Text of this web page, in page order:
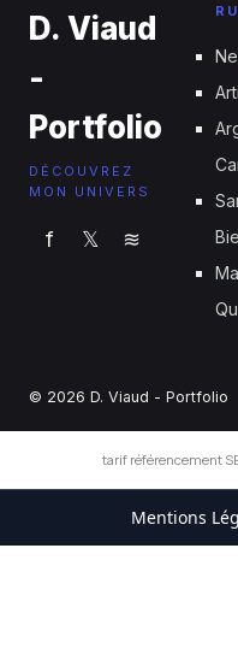
D. Viaud
-
Portfolio
DÉCOUVREZ
MON UNIVERS
f 𝕏 ≋
© 2026 D. Viaud - Portfolio
tarif référencement
Mentions